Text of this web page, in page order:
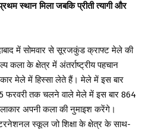
स्थान मिला जबकि प्रीती त्यागी और
में सोमवार से सूरजकुंड क्राफ्ट मेले की
के क्षेत्र में अंतर्राष्ट्रीय पहचान
मेले में हिस्सा लेते हैं। मेले में इस बार
फरवरी तक चलने वाले मेले में इस बार 864
अपनी कला की नुमाइश करेंगे।
स्कूल जो शिक्षा के क्षेत्र के साथ-